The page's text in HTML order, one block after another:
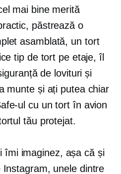
mai bine merită
păstrează o
asamblată, un tort
tip de tort pe etaje, îl
de lovituri și
munte și ați putea chiar
ul cu un tort în avion
tău protejat.
îmi imaginez, așa că și
unele dintre